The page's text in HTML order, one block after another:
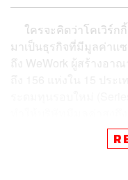
ใครจะคิดว่าโคเวิร์ก
มาเป็นธุรกิจที่มีมูลค่าแ
ถึง WeWork ผู้สร้างอา
เว็บไซต์ Business
กว่าสตาร์ทอัพระดับยูนิค